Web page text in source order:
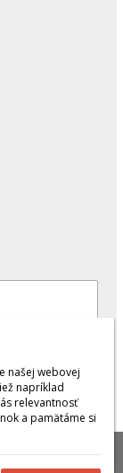
služieb
našej webovej
napríklad
relevantnosť
a pamätáme si